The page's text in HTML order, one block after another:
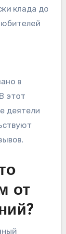
клада до
в
этот
деятели
от